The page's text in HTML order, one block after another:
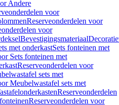
Andere
voor
Reserveonderdelen voor
voor
Bevestigingsmateriaal
met onderkastSets fonteinen met
Sets fonteinen met
Reserveonderdelen voor
sets met
Meubelwastafel sets met
Reserveonderdelen
Reserveonderdelen voor